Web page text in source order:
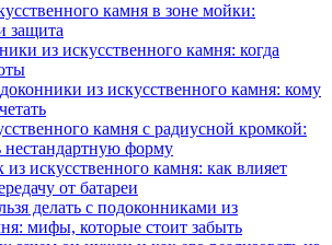
камня в зоне мойки:
защита
из искусственного камня: когда
из искусственного камня: кому
камня с радиусной кромкой:
нестандартную форму
искусственного камня: как влияет
от батареи
делать с подоконниками из
мифы, которые стоит забыть